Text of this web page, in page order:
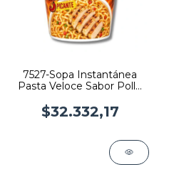
7527-Sopa Instantánea
Pasta Veloce Sabor Pollo
$32.332,17